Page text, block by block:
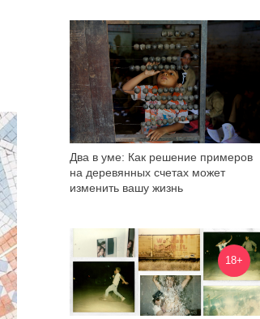
Два в уме: Как решение примеров
на деревянных счетах может
изменить вашу жизнь
3 150
18+
7 147